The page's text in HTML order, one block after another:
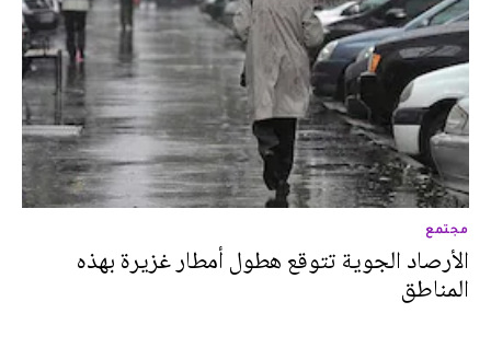
مجتمع
الأرصاد الجوية تتوقع هطول أمطار غزيرة بهذه
المناطق